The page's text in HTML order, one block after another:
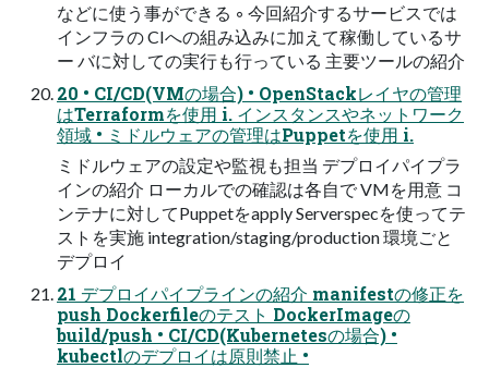
などに使う事ができる ◦ 今回紹介するサービスでは
インフラの CIへの組み込みに加えて稼働しているサ
ー バに対しての実行も行っている 主要ツールの紹介
20 • CI/CD(VMの場合) • OpenStackレイヤの管理
はTerraformを使用 i. インスタンスやネットワーク
領域 • ミドルウェアの管理はPuppetを使用 i.
ミドルウェアの設定や監視も担当 デプロイパイプラ
インの紹介 ローカルでの確認は各自で VMを用意 コ
ンテナに対してPuppetをapply Serverspecを使ってテ
ストを実施 integration/staging/production 環境ごと
デプロイ
21 デプロイパイプラインの紹介 manifestの修正を
push Dockerfileのテスト DockerImageの
build/push • CI/CD(Kubernetesの場合) •
kubectlのデプロイは原則禁止 •